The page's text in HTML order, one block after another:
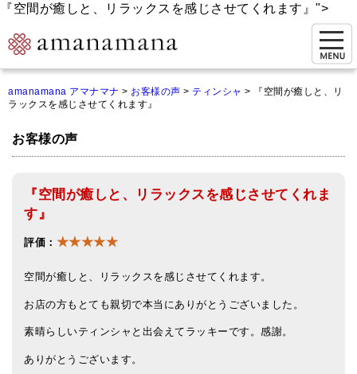
『空間が癒しと、リラックスを感じさせてくれます』">
ご来店予約（実店舗）
オンライン相談&購入
シンギングボウル講座
倍音呼吸法レッスン
オンラインショップ
カートを見る
amanamana アマナマナ > お客様の声 > ティンシャ >
『空間が癒しと、リ
ラックスを感じさせてくれます』
お客様の声
『空間が癒しと、リラックスを感じさせてくれま
す』
評価： ★★★★★
空間が癒しと、リラックスを感じさせてくれます。
お店の方もとても親切で本当にありがとうございました。
素晴らしいティンシャと出会えてラッキーです。感謝。
ありがとうございます。